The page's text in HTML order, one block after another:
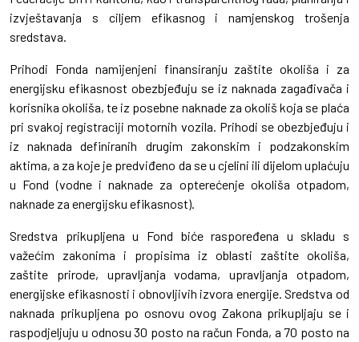
izvještavanja s ciljem efikasnog i namjenskog trošenja
sredstava.
Prihodi Fonda namijenjeni finansiranju zaštite okoliša i za
energijsku efikasnost obezbjeđuju se iz naknada zagađivača i
korisnika okoliša, te iz posebne naknade za okoliš koja se plaća
pri svakoj registraciji motornih vozila. Prihodi se obezbjeđuju i
iz naknada definiranih drugim zakonskim i podzakonskim
aktima, a za koje je predviđeno da se u cjelini ili dijelom uplaćuju
u Fond (vodne i naknade za opterećenje okoliša otpadom,
naknade za energijsku efikasnost).
Sredstva prikupljena u Fond biće raspoređena u skladu s
važećim zakonima i propisima iz oblasti zaštite okoliša,
zaštite prirode, upravljanja vodama, upravljanja otpadom,
energijske efikasnosti i obnovljivih izvora energije. Sredstva od
naknada prikupljena po osnovu ovog Zakona prikupljaju se i
raspodjeljuju u odnosu 30 posto na račun Fonda, a 70 posto na